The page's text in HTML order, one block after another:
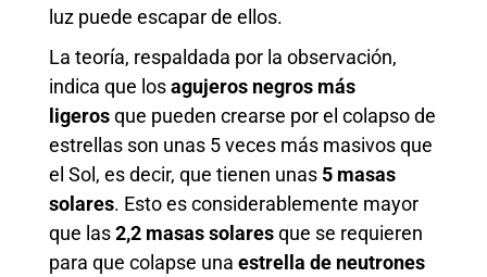
luz puede escapar de ellos.
La teoría, respaldada por la observación,
indica que losagujeros negros más
ligerosque pueden crearse por el colapso de
estrellas son unas 5 veces más masivos que
el Sol, es decir, que tienen unas 5 masas
solares. Esto es considerablemente mayor
que las2,2 masas solaresque se requieren
para que colapse una estrella de neutrones